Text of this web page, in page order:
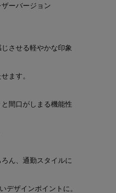
ーバージョン
させる軽やかな印象
ます。
間口がしまる機能性
ん、通勤スタイルに
デザインポイントに。